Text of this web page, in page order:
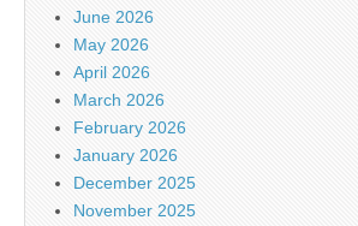
June 2026
May 2026
April 2026
March 2026
February 2026
January 2026
December 2025
November 2025